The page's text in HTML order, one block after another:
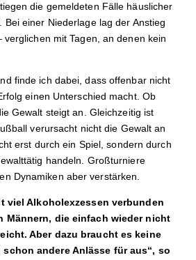
die gemeldeten Fälle häuslicher
Bei einer Niederlage lag der Anstieg
mit Tagen, an denen kein
finde ich dabei, dass offenbar nicht
einen Unterschied macht. Ob
Gewalt steigt an. Gleichzeitig ist
verursacht nicht die Gewalt an
erst durch ein Spiel, sondern durch
handeln. Großturniere
Dynamiken aber verstärken.
viel Alkoholexzessen verbunden
Männern, die einfach wieder nicht
Aber dazu braucht es keine
schon andere Anlässe für aus“, so